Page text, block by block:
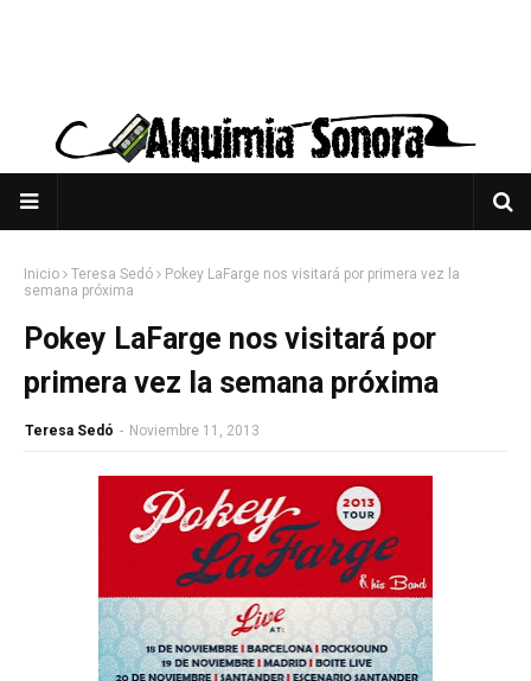
Inicio Teresa Sedó
Pokey LaFarge nos visitará por primera vez la
semana próxima
Pokey LaFarge nos visitará por
primera vez la semana próxima
Teresa Sedó - Noviembre 11, 2013